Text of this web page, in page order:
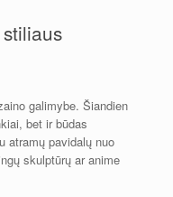
galimybe. Šiandien
bet ir būdas
atramų pavidalų nuo
skulptūrų ar anime